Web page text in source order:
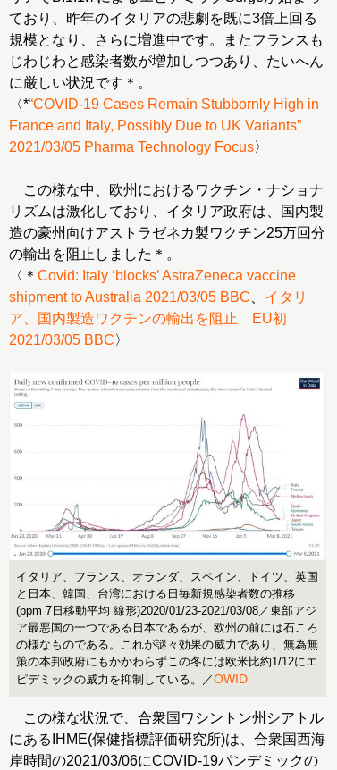
ており、昨年のイタリアの悲劇を既に3倍上回る
規模となり、さらに増進中です。またフランスも
じわじわと感染者数が増加しつつあり、たいへん
に厳しい状況です＊。
〈*“COVID-19 Cases Remain Stubbornly High in
France and Italy, Possibly Due to UK Variants”
2021/03/05 Pharma Technology Focus〉
この様な中、欧州におけるワクチン・ナショナ
リズムは激化しており、イタリア政府は、国内製
造の豪州向けアストラゼネカ製ワクチン25万回分
の輸出を阻止しました＊。
〈＊ Covid: Italy ‘blocks’ AstraZeneca vaccine
shipment to Australia 2021/03/05 BBC
イタリ
ア、国内製造ワクチンの輸出を阻止 EU初
2021/03/05 BBC〉
イタリア、フランス、オランダ、スペイン、ドイツ、英国
と日本、韓国、台湾における日毎新規感染者数の推移
(ppm 7日移動平均 線形)2020/01/23-2021/03/08／東部アジ
ア最悪国の一つである日本であるが、欧州の前には石ころ
の様なものである。これが謎々効果の威力であり、無為無
策の本邦政府にもかかわらずこの冬には欧米比約1/12にエ
ピデミックの威力を抑制している。／OWID
この様な状況で、合衆国ワシントン州シアトル
にあるIHME(保健指標評価研究所)は、合衆国西海
岸時間の2021/03/06にCOVID-19パンデミックの